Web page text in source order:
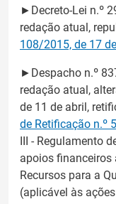
►Decreto-Lei n.º
redação atual,
108/2015, de 17
►Despacho n.º
redação atual,
de 11 de abril,
de Retificação n.º
III - Regulamento
apoios financeiros
Recursos para a
(aplicável às